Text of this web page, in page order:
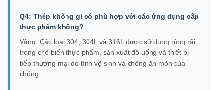
Q4: Thép không gỉ có phù hợp với các ứng dụng cấp
thực phẩm không?
Vâng. Các loại 304, 304L và 316L được sử dụng rộng rãi
trong chế biến thực phẩm, sản xuất đồ uống và thiết bị
bếp thương mại do tính vệ sinh và chống ăn mòn của
chúng.